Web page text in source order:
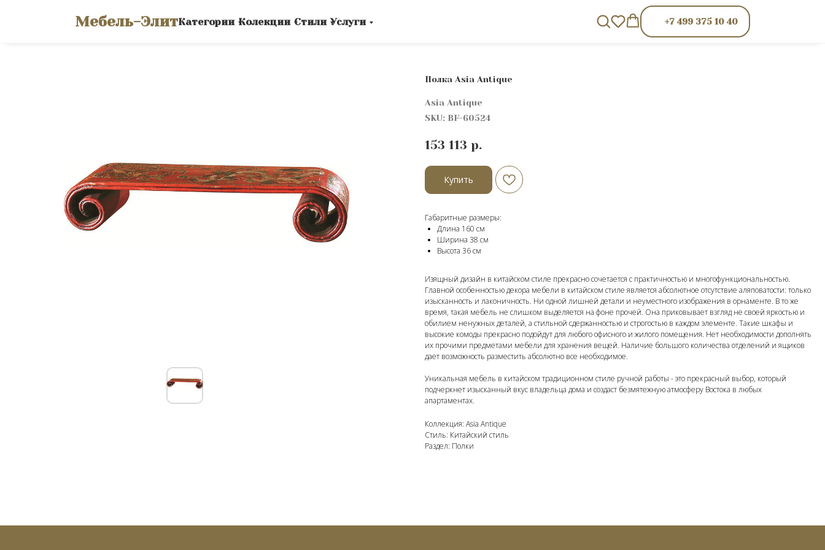
Мебель-ЭлитКатегории Колекции Стили Услуги +7 499 375 10 40
Полка Asia Antique
Asia Antique
SKU: BF-60524
153 113 р.
Купить
Габаритные размеры:
Длина 160 см
Ширина 38 см
Высота 36 cм
Изящный дизайн в китайском стиле прекрасно сочетается с практичностью и многофункциональностью.
Главной особенностью декора мебели в китайском стиле является абсолютное отсутствие аляповатости: только
изысканность и лаконичность. Ни одной лишней детали и неуместного изображения в орнаменте. В то же
время, такая мебель не слишком выделяется на фоне прочей. Она приковывает взгляд не своей яркостью и
обилием ненужных деталей, а стильной сдержанностью и строгостью в каждом элементе. Такие шкафы и
высокие комоды прекрасно подойдут для любого офисного и жилого помещения. Нет необходимости дополнять
их прочими предметами мебели для хранения вещей. Наличие большого количества отделений и ящиков
дает возможность разместить абсолютно все необходимое.
Уникальная мебель в китайском традиционном стиле ручной работы - это прекрасный выбор, который
подчеркнет изысканный вкус владельца дома и создаст безмятежную атмосферу Востока в любых
апартаментах.
Коллекция: Asia Antique
Стиль: Китайский стиль
Раздел: Полки